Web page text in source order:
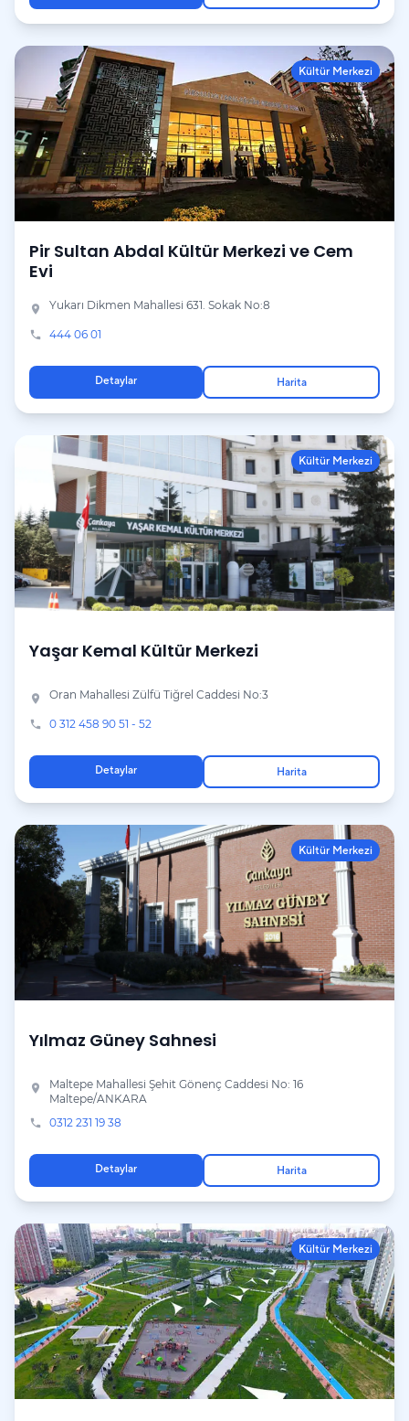
Kültür Merkezi
Pir Sultan Abdal Kültür Merkezi ve Cem
Evi
place Yukarı Dikmen Mahallesi 631. Sokak No:8
phone 444 06 01
Detaylar Harita
Kültür Merkezi
Yaşar Kemal Kültür Merkezi
place Oran Mahallesi Zülfü Tiğrel Caddesi No:3
phone 0 312 458 90 51 - 52
Detaylar Harita
Kültür Merkezi
Yılmaz Güney Sahnesi
place
Maltepe Mahallesi Şehit Gönenç Caddesi No: 16
Maltepe/ANKARA
phone 0312 231 19 38
Detaylar Harita
Kültür Merkezi